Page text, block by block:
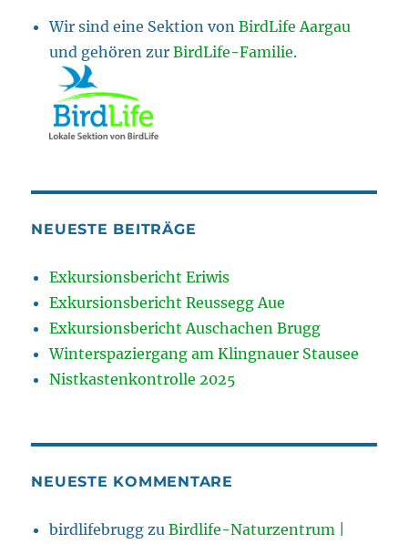
Wir sind eine Sektion vonBirdLife Aargau
und gehören zurBirdLife-Familie.
NEUESTE BEITRÄGE
Exkursionsbericht Eriwis
Exkursionsbericht Reussegg Aue
Exkursionsbericht Auschachen Brugg
Winterspaziergang am Klingnauer Stausee
Nistkastenkontrolle 2025
NEUESTE KOMMENTARE
birdlifebrugg zuBirdlife-Naturzentrum |